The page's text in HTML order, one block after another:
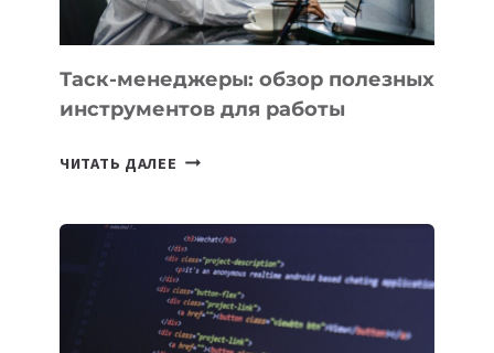
ПОРУЧИТЬ
УЖЕ
СЕГОДНЯ
Таск-менеджеры: обзор полезных
инструментов для работы
ЧИТАТЬ ДАЛЕЕ ТАСК-
ПОЛЕЗНЫХ
ИНСТРУМЕНТОВ
ДЛЯ
РАБОТЫ